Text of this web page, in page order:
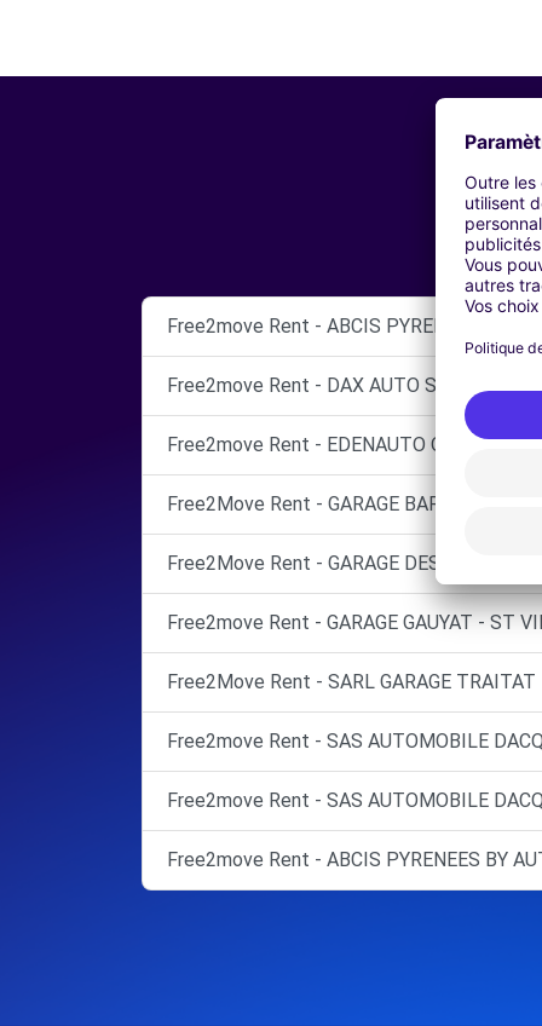
Free2move Rent - ABCIS PYRENEES BY
Free2move Rent - DAX AUTO SAS - DAX
Free2move Rent - EDENAUTO OPEL DAX -
Free2Move Rent - GARAGE BARBE ET
Free2Move Rent - GARAGE DES STADES -
Free2move Rent - GARAGE GAUYAT - ST
Free2Move Rent - SARL GARAGE TRAITAT
Free2move Rent - SAS AUTOMOBILE
Free2move Rent - SAS AUTOMOBILE
Free2move Rent - ABCIS PYRENEES BY